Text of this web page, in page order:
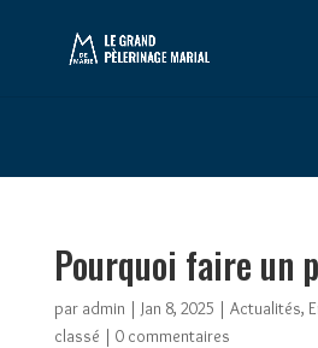
: Constant
/htdocs/wp-config.phpon line
Pourquoi faire un
par admin | Jan 8, 2025 | Actualités,
classé | 0 commentaires